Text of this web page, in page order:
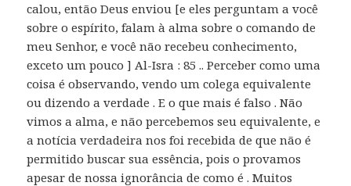
calou, então Deus enviou [e eles perguntam a você
sobre o espírito, falam à alma sobre o comando de
meu Senhor, e você não recebeu conhecimento,
exceto um pouco ] Al-Isra : 85 .. Perceber como uma
coisa é observando, vendo um colega equivalente
ou dizendo a verdade . E o que mais é falso . Não
vimos a alma, e não percebemos seu equivalente, e
a notícia verdadeira nos foi recebida de que não é
permitido buscar sua essência, pois o provamos
apesar de nossa ignorância de como é . Muitos